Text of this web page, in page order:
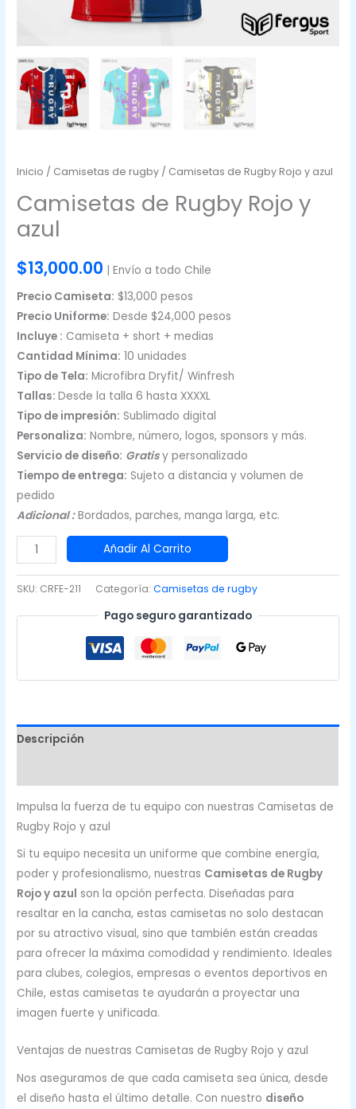
Inicio / Camisetas de rugby / Camisetas de Rugby Rojo y azul
Camisetas de Rugby Rojo y
azul
$13,000.00 | Envío a todo Chile
Precio Camiseta: $13,000 pesos
Precio Uniforme: Desde $24,000 pesos
Incluye : Camiseta + short + medias
Cantidad Mínima: 10 unidades
Tipo de Tela: Microfibra Dryfit/ Winfresh
Tallas:Desde la talla 6 hasta XXXXL
Tipo de impresión: Sublimado digital
Personaliza: Nombre, número, logos, sponsors y más.
Servicio de diseño: Gratisy personalizado
Tiempo de entrega: Sujeto a distancia y volumen de
pedido
Adicional :Bordados, parches, manga larga, etc.
Camisetas
de
Rugby
Añadir Al Carrito
SKU: CRFE-211 Categoría:Camisetas de rugby
Pago seguro garantizado
Descripción
Impulsa la fuerza de tu equipo con nuestras Camisetas de
Rugby Rojo y azul
Si tu equipo necesita un uniforme que combine energía,
poder y profesionalismo, nuestras Camisetas de Rugby
Rojo y azul son la opción perfecta. Diseñadas para
resaltar en la cancha, estas camisetas no solo destacan
por su atractivo visual, sino que también están creadas
para ofrecer la máxima comodidad y rendimiento. Ideales
para clubes, colegios, empresas o eventos deportivos en
Chile, estas camisetas te ayudarán a proyectar una
imagen fuerte y unificada.
Ventajas de nuestras Camisetas de Rugby Rojo y azul
Nos aseguramos de que cada camiseta sea única, desde
el diseño hasta el último detalle. Con nuestro diseño